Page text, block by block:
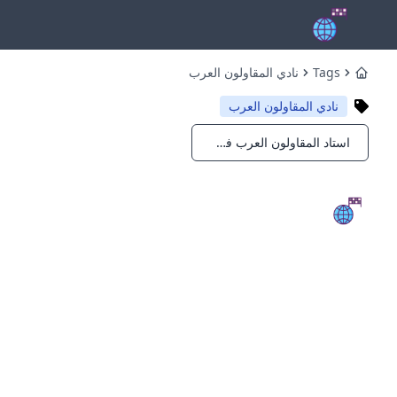
Home
Tags
نادي المقاولون العرب
نادي المقاولون العرب
Notifications استاد المقاولون العرب في القاهرة